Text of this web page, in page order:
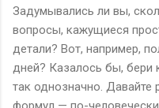
Задумывались ли вы,
вопросы, кажущиеся
детали? Вот, например,
дней? Казалось бы, бери
так однозначно. Давайте